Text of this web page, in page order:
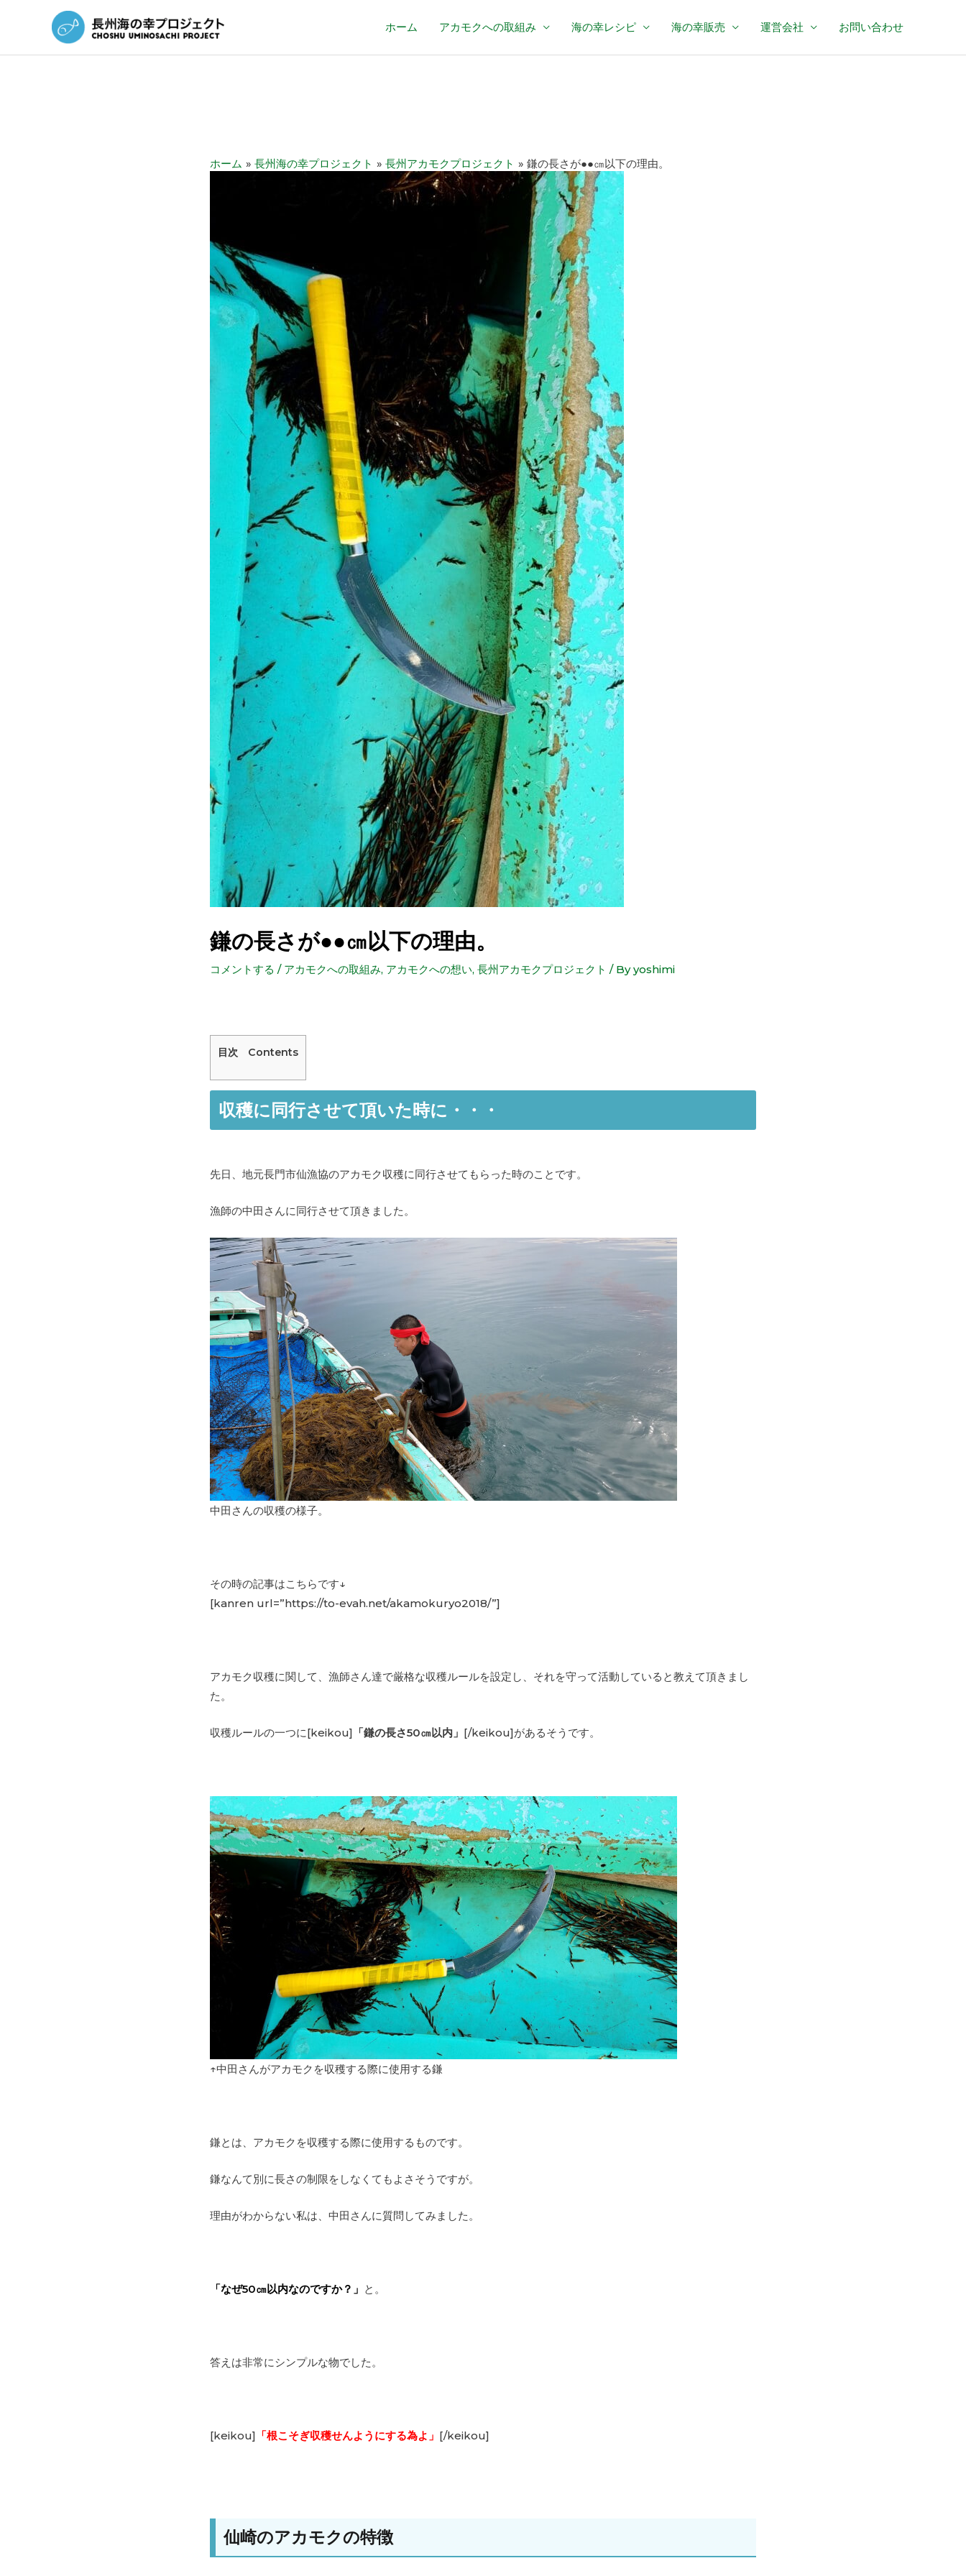
ホーム アカモクへの取組み 海の幸レシピ 海の幸販売 運営会社 お問い合わせ
ホーム 長州海の幸プロジェクト 長州アカモクプロジェクト 鎌の長さが●●㎝以下の理由。
鎌の長さが●●㎝以下の理由。
コメントする / アカモクへの取組み, アカモクへの想い,長州アカモクプロジェクト / Byyoshimi
目次 Contents
収穫に同行させて頂いた時に・・・
先日、地元長門市仙漁協のアカモク収穫に同行させてもらった時のことです。
漁師の中田さんに同行させて頂きました。
中田さんの収穫の様子。
その時の記事はこちらです↓
[kanren url=”https://to-evah.net/akamokuryo2018/”]
アカモク収穫に関して、漁師さん達で厳格な収穫ルールを設定し、それを守って活動していると教えて頂きまし
た。
収穫ルールの一つに[keikou] 「鎌の長さ50㎝以内」 [/keikou]があるそうです。
↑中田さんがアカモクを収穫する際に使用する鎌
鎌とは、アカモクを収穫する際に使用するものです。
鎌なんて別に長さの制限をしなくてもよさそうですが。
理由がわからない私は、中田さんに質問してみました。
「なぜ50㎝以内なのですか？」 と。
答えは非常にシンプルな物でした。
[keikou] 「根こそぎ収穫せんようにする為よ」 [/keikou]
仙崎のアカモクの特徴